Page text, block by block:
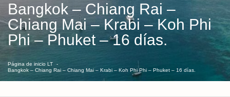
Bangkok – Chiang Rai –
Chiang Mai – Krabi – Koh Phi
Phi – Phuket – 16 días.
Página de inicio LT
Bangkok – Chiang Rai – Chiang Mai – Krabi – Koh Phi Phi – Phuket – 16 días.